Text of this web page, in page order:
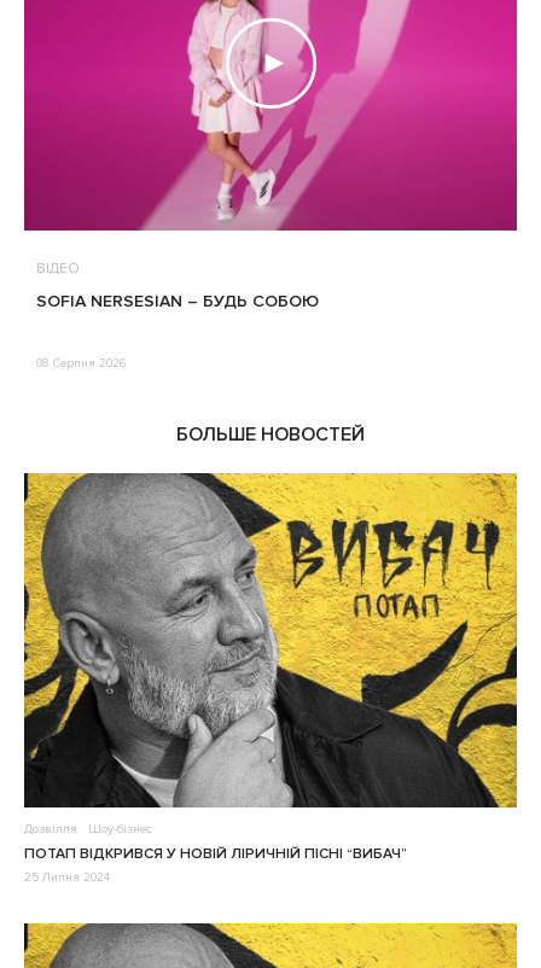
ВІДЕО
SOFIA NERSESIAN – БУДЬ СОБОЮ
08 Серпня 2026
БОЛЬШЕ НОВОСТЕЙ
Дозвілля Шоу-бізнес
ПОТАП ВІДКРИВСЯ У НОВІЙ ЛІРИЧНІЙ ПІСНІ “ВИБАЧ”
25 Липня 2024